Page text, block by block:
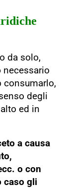
da solo,
necessario
consumarlo,
degli
ed in
a causa
o con
caso gli